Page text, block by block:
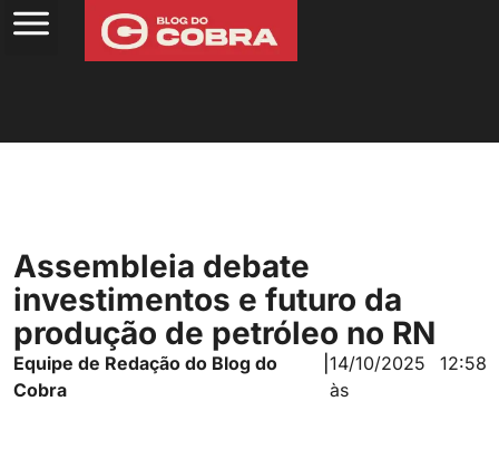
Assembleia debate
investimentos e futuro da
produção de petróleo no RN
Equipe de Redação do Blog do
Cobra
|14/10/2025
às
12:58